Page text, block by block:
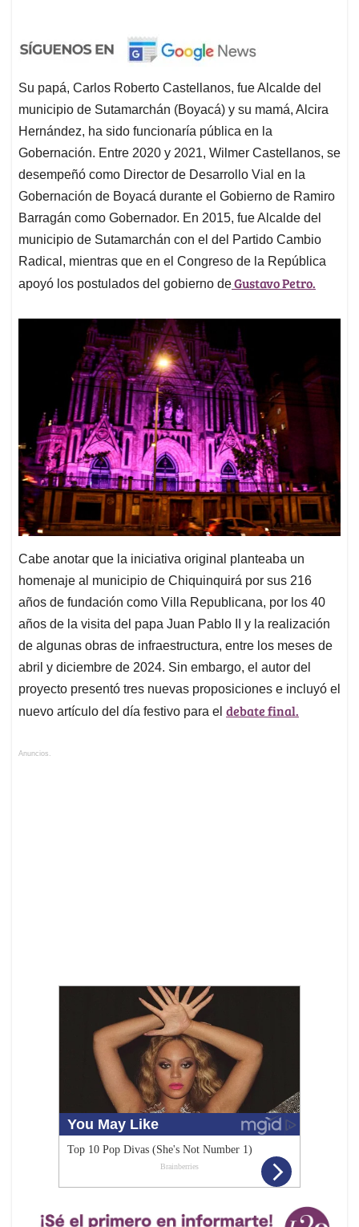
Su papá, Carlos Roberto Castellanos, fue Alcalde del
municipio de Sutamarchán (Boyacá) y su mamá, Alcira
Hernández, ha sido funcionaría pública en la
Gobernación. Entre 2020 y 2021, Wilmer Castellanos, se
desempeñó como Director de Desarrollo Vial en la
Gobernación de Boyacá durante el Gobierno de Ramiro
Barragán como Gobernador. En 2015, fue Alcalde del
municipio de Sutamarchán con el del Partido Cambio
Radical, mientras que en el Congreso de la República
apoyó los postulados del gobierno deGustavo Petro.
Cabe anotar que la iniciativa original planteaba un
homenaje al municipio de Chiquinquirá por sus 216
años de fundación como Villa Republicana, por los 40
años de la visita del papa Juan Pablo II y la realización
de algunas obras de infraestructura, entre los meses de
abril y diciembre de 2024. Sin embargo, el autor del
proyecto presentó tres nuevas proposiciones e incluyó el
nuevo artículo del día festivo para el debate final.
Anuncios.